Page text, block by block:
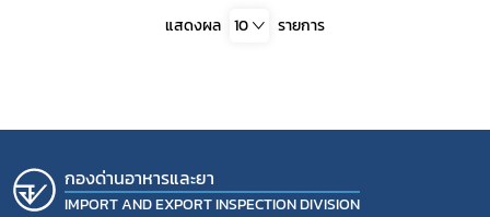
แสดงผล 10 รายการ
กองด่านอาหารและยา
IMPORT AND EXPORT INSPECTION DIVISION